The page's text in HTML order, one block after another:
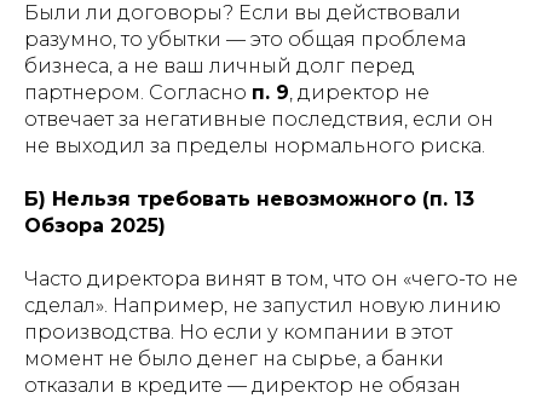
Были ли договоры? Если вы действовали
разумно, то убытки — это общая проблема
бизнеса, а не ваш личный долг перед
партнером. Согласно п. 9, директор не
отвечает за негативные последствия, если он
не выходил за пределы нормального риска.
Б) Нельзя требовать невозможного (п. 13
Обзора 2025)
Часто директора винят в том, что он «чего-то не
сделал». Например, не запустил новую линию
производства. Но если у компании в этот
момент не было денег на сырье, а банки
отказали в кредите — директор не обязан